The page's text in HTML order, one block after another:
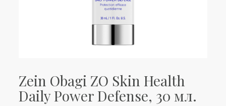
Zein Obagi ZO Skin Health
Daily Power Defense, 30 мл.